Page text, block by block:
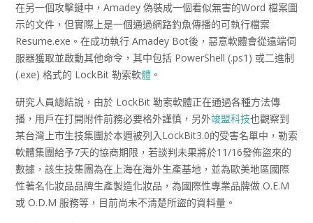
在另一個攻擊鏈中，Amadey 偽裝成一個看似無害的Word 檔案圖
示的文件，但實際上是一個通過網路釣魚傳播的可執行檔案
Resume.exe。在成功執行 Amadey Bot後，惡意軟體會從遠端伺
服器獲取並啟動其他命令，其中包括 PowerShell (.ps1) 或二進制
(.exe) 格式的 LockBit 勒索軟體 。
研究人員總結說，由於 LockBit 勒索軟體正在通過各種方法傳
播，用戶在打開附件前務必要格外謹慎，另外竣盟科技也觀察到
某台灣上市生技集團於本週被列入LockBit3.0的受害名單中，勒索
軟體集團給予7天的協商期限，若談判未果將於11/16發佈盜來的
數據，該生技集團為在上海在海外生產基地，並為歐美地區國際
性著名化妝品品牌生產製造化妝品，為國際性專業品牌做 O.E.M
或 O.D.M 服務等，目前尚未不淸楚所盜的資料量。